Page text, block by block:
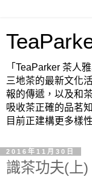
「TeaParker 茶人
三地茶的最新文化
報的傳遞，以及和
吸收茶正確的品茗
目前正建構更多樣
2016年11月30日
識茶功夫(上)